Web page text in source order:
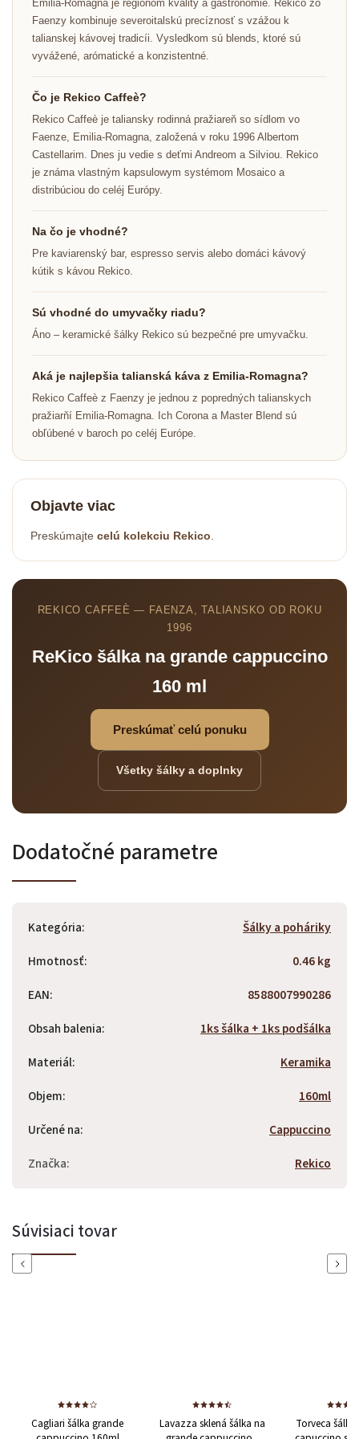
Emilia-Romagna je regionóm kvality a gastronómie. Rekico zo
Faenzy kombinuje severoitalskú precíznosť s vzážou k
talianskej kávovej tradicíi. Vysledkom sú blends, ktoré sú
vyvážené, arómatické a konzistentné.
Čo je Rekico Caffeè?
Rekico Caffeè je taliansky rodinná pražiareň so sídlom vo
Faenze, Emilia-Romagna, založená v roku 1996 Albertom
Castellarim. Dnes ju vedie s deťmi Andreom a Silviou. Rekico
je známa vlastným kapsulowym systémom Mosaico a
distribúciou do celéj Európy.
Na čo je vhodné?
Pre kaviarenský bar, espresso servis alebo domáci kávový
kútik s kávou Rekico.
Sú vhodné do umyvačky riadu?
Áno – keramické šálky Rekico sú bezpečné pre umyvačku.
Aká je najlepšia talianská káva z Emilia-Romagna?
Rekico Caffeè z Faenzy je jednou z popredných talianskych
pražiarňí Emilia-Romagna. Ich Corona a Master Blend sú
obľúbené v baroch po celéj Európe.
Objavte viac
Preskúmajte celú kolekciu Rekico
REKICO CAFFEÈ — FAENZA, TALIANSKO OD ROKU
1996
ReKico šálka na grande cappuccino
160 ml
Preskúmať celú ponuku
Všetky šálky a doplnky
Dodatočné parametre
Kategória:
Šálky a poháriky
Hmotnosť:
0.46 kg
EAN:
8588007990286
Obsah balenia:
1ks šálka + 1ks podšálka
Materiál:
Keramika
Objem:
160ml
Určené na:
Cappuccino
Značka: Rekico
Súvisiaci tovar
Previous
Cagliari šálka grande
Lavazza sklená šálka na
Torveca
Next